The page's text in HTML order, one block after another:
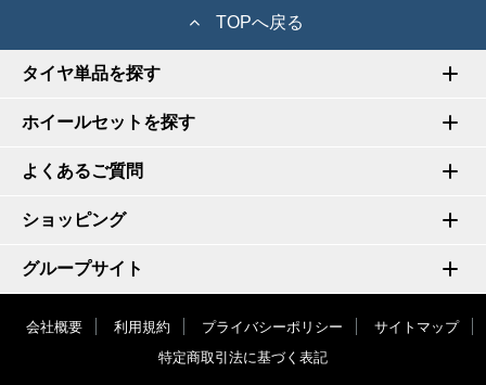
TOPへ戻る
タイヤ単品を探す
ホイールセットを探す
よくあるご質問
ショッピング
グループサイト
会社概要 利用規約 プライバシーポリシー
サイトマップ
特定商取引法に基づく表記